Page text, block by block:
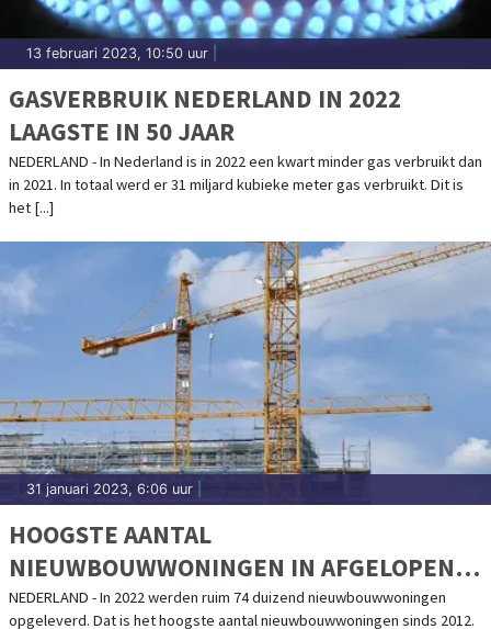
13 februari 2023, 10:50 uur
GASVERBRUIK NEDERLAND IN 2022
LAAGSTE IN 50 JAAR
NEDERLAND - In Nederland is in 2022 een kwart minder gas verbruikt dan
in 2021. In totaal werd er 31 miljard kubieke meter gas verbruikt. Dit is
het [...]
31 januari 2023, 6:06 uur
HOOGSTE AANTAL
NIEUWBOUWWONINGEN IN AFGELOPEN
DECENNIUM
NEDERLAND - In 2022 werden ruim 74 duizend nieuwbouwwoningen
opgeleverd. Dat is het hoogste aantal nieuwbouwwoningen sinds 2012.